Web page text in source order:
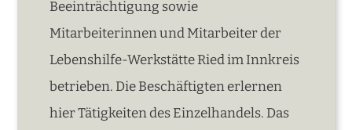
Beeinträchtigung sowie
Mitarbeiterinnen und Mitarbeiter der
Lebenshilfe-Werkstätte Ried im Innkreis
betrieben. Die Beschäftigten erlernen
hier Tätigkeiten des Einzelhandels. Das